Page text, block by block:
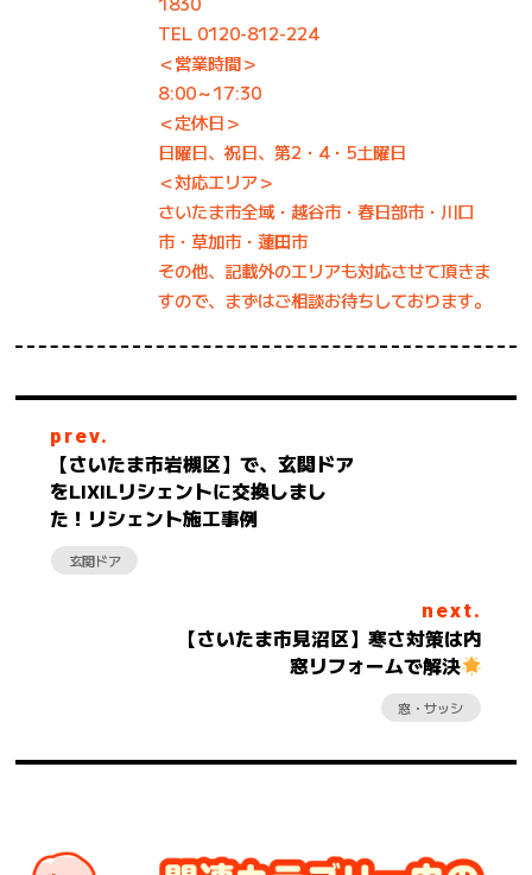
TEL 0120-812-224
＜営業時間＞
8:00～17:30
＜定休日＞
日曜日、祝日、第2・4・5土曜日
＜対応エリア＞
さいたま市全域・越谷市・春日部市・川口
市・草加市・蓮田市
その他、記載外のエリアも対応させて頂きま
すので、まずはご相談お待ちしております。
prev.
【さいたま市岩槻区】で、玄関ドア
をLIXILリシェントに交換しまし
た！リシェント施工事例
玄関ドア
next.
【さいたま市見沼区】寒さ対策は内
窓リフォームで解決
窓・サッシ